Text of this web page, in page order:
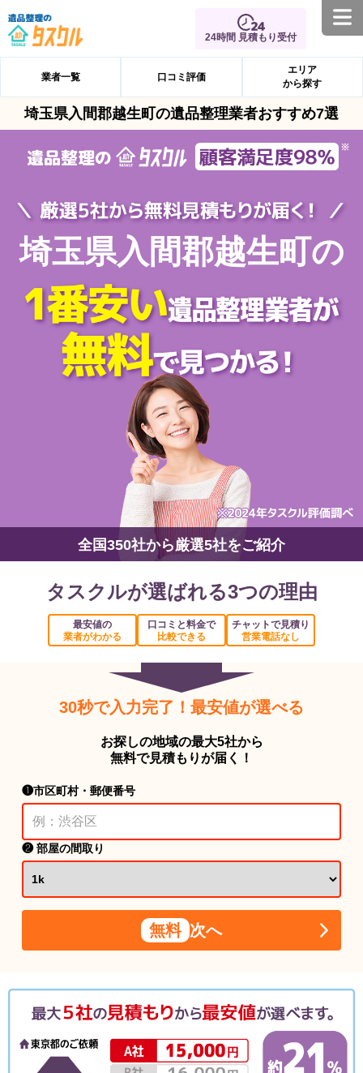
24時間 見積もり受付
業者一覧 口コミ評価
エリア
から探す
埼玉県入間郡越生町の遺品整理業者おすすめ7選
埼玉県入間郡越生町の
全国350社から厳選5社をご紹介
タスクルが選ばれる3つの理由
最安値の
業者がわかる
口コミと料金で
比較できる
チャットで見積り
営業電話なし
30秒で入力完了！最安値が選べる
お探しの地域の最大5社から
無料で見積もりが届く！
❶市区町村・郵便番号
❷ 部屋の間取り
無料 次へ